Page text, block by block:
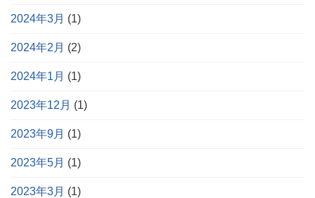
2024年3月 (1)
2024年2月 (2)
2024年1月 (1)
2023年12月 (1)
2023年9月 (1)
2023年5月 (1)
2023年3月 (1)